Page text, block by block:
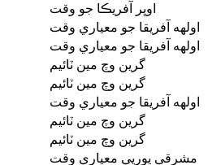
اوڀر آفريڪا جو وقت
اولهه آفريقا جو معياري وقت
اولهه آفريقا جو معياري وقت
گرين وچ مين ٽائيم
گرين وچ مين ٽائيم
اولهه آفريقا جو معياري وقت
گرين وچ مين ٽائيم
گرين وچ مين ٽائيم
مشرقي يورپي معياري وقت